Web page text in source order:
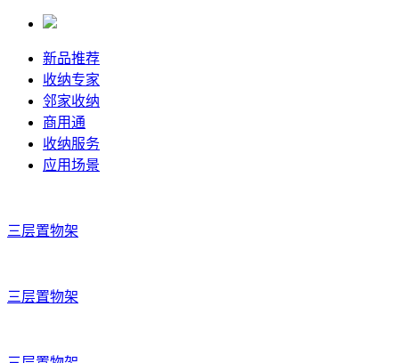
新品推荐
收纳专家
邻家收纳
商用通
收纳服务
应用场景
三层置物架
三层置物架